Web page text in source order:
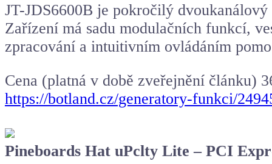
JT-JDS6600B je pokročilý
Zařízení má sadu modulačních funkcí,
zpracování a intuitivním ovládáním
Cena (platná v době zveřejnění článku)
https://botland.cz/generatory-funkci/
Pineboards Hat uPclty Lite – PCI